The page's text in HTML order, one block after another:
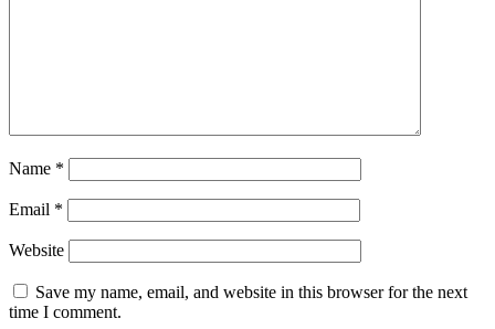
Name *
Email *
Website
Save my name, email, and website in this browser for the next
time I comment.